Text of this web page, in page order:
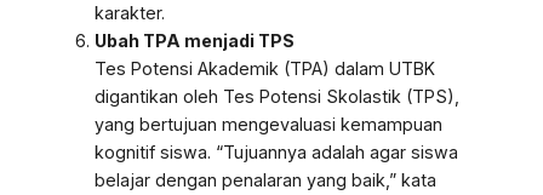
karakter.
Ubah TPA menjadi TPS
Tes Potensi Akademik (TPA) dalam UTBK
digantikan oleh Tes Potensi Skolastik (TPS),
yang bertujuan mengevaluasi kemampuan
kognitif siswa. “Tujuannya adalah agar siswa
belajar dengan penalaran yang baik,” kata